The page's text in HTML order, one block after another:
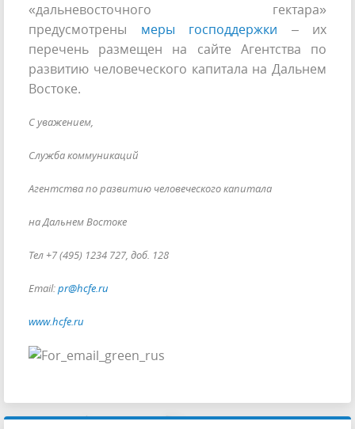
«дальневосточного гектара»
предусмотрены меры господдержки – их
перечень размещен на сайте Агентства по
развитию человеческого капитала на Дальнем
Востоке.
С уважением,
Служба коммуникаций
Агентства по развитию человеческого капитала
на Дальнем Востоке
Тел +7 (495) 1234 727, доб. 128
Email:pr@hcfe.ru
www.hcfe.ru